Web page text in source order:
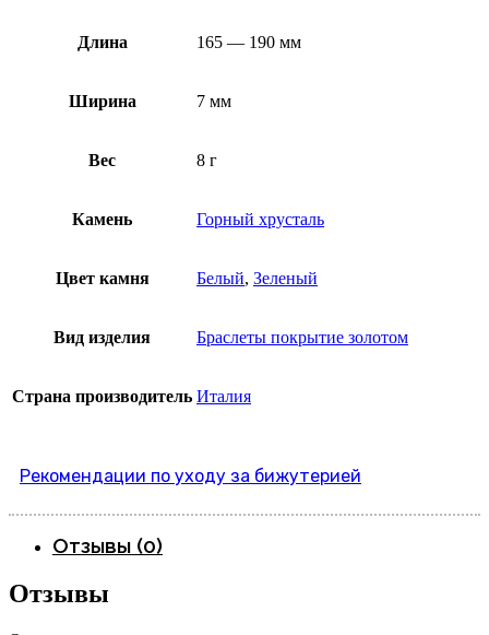
Длина 165 — 190 мм
Ширина 7 мм
Вес 8 г
Камень Горный хрусталь
Цвет камня Белый, Зеленый
Вид изделия Браслеты покрытие золотом
Страна производитель Италия
Рекомендации по уходу за бижутерией
Отзывы (0)
Отзывы